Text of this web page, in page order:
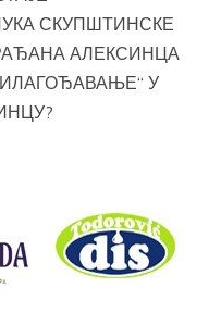
СКУПШТИНСКЕ
АЛЕКСИНЦА
У